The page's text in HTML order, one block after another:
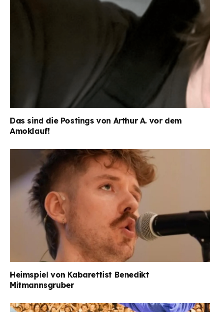
Das sind die Postings von Arthur A. vor dem
Amoklauf!
Heimspiel von Kabarettist Benedikt
Mitmannsgruber